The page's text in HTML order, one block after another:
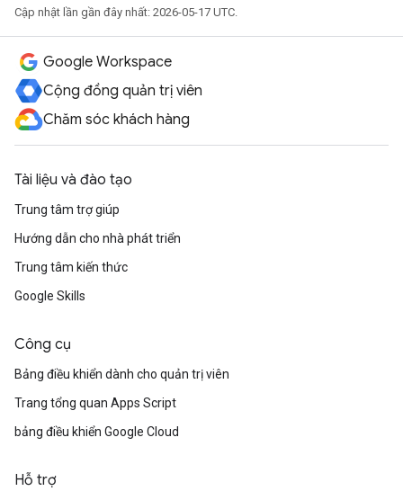
Cập nhật lần gần đây nhất: 2026-05-17 UTC.
Google Workspace
Cộng đồng quản trị viên
Chăm sóc khách hàng
Tài liệu và đào tạo
Trung tâm trợ giúp
Hướng dẫn cho nhà phát triển
Trung tâm kiến thức
Google Skills
Công cụ
Bảng điều khiển dành cho quản trị viên
Trang tổng quan Apps Script
bảng điều khiển Google Cloud
Hỗ trợ